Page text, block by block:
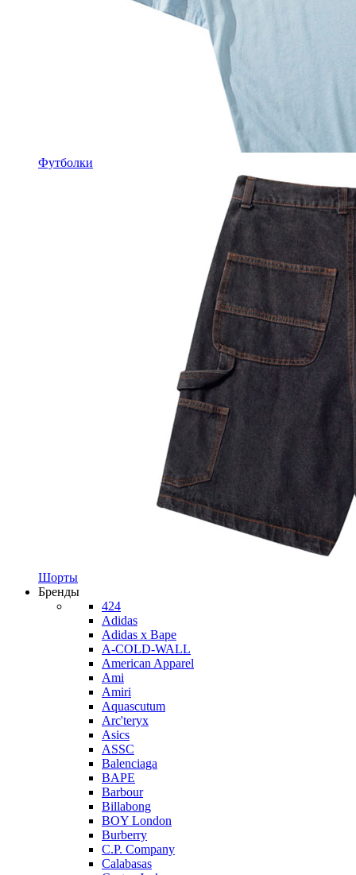
Футболки
Шорты
Бренды
424
Adidas
Adidas x Bape
A-COLD-WALL
American Apparel
Ami
Amiri
Aquascutum
Arc'teryx
Asics
ASSC
Balenciaga
BAPE
Barbour
Billabong
BOY London
Burberry
C.P. Company
Calabasas